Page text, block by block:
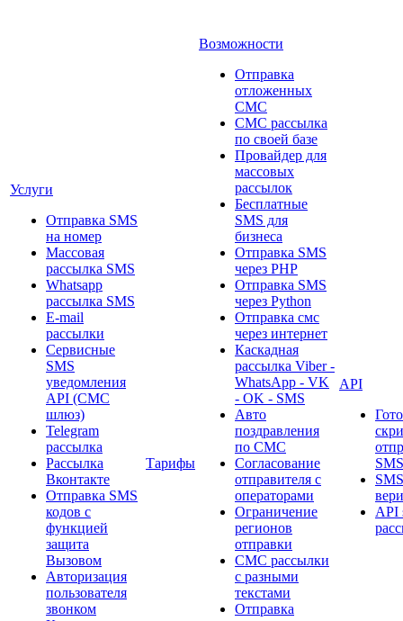
Услуги
Отправка SMS
на номер
Массовая
рассылка SMS
Whatsapp
рассылка SMS
E-mail
рассылки
Сервисные
SMS
уведомления
API (СМС
шлюз)
Telegram
рассылка
Рассылка
Вконтакте
Отправка SMS
кодов с
функцией
защита
Вызовом
Авторизация
пользователя
звонком
Тарифы
Возможности
Отправка
отложенных
СМС
СМС рассылка
по своей базе
Провайдер для
массовых
рассылок
Бесплатные
SMS для
бизнеса
Отправка SMS
через PHP
Отправка SMS
через Python
Отправка смс
через интернет
Каскадная
рассылка Viber -
WhatsApp - VK
- OK - SMS
Авто
поздравления
по СМС
Согласование
отправителя с
операторами
Ограничение
регионов
отправки
СМС рассылки
с разными
текстами
Отправка
API
SMS
API